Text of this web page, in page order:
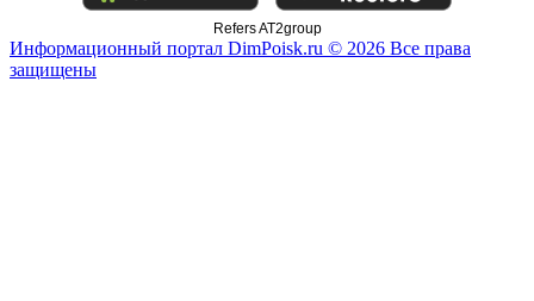
Refers AT2group
Информационный портал DimPoisk.ru © 2026 Все права
защищены